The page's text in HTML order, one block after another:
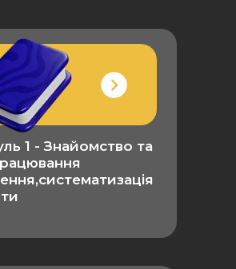
1 - Знайомство та